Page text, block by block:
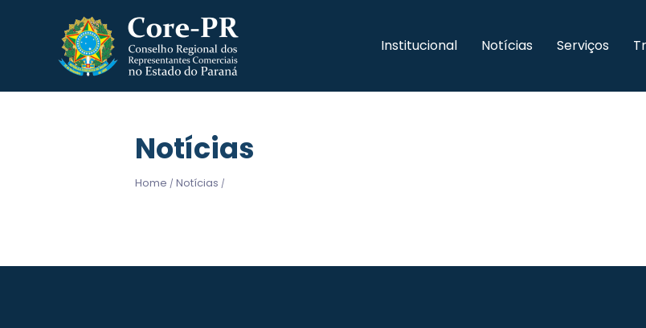
Institucional Notícias Serviços
Notícias
Home / Notícias /